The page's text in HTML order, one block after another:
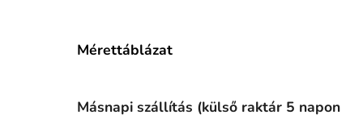
Mérettáblázat
Másnapi szállítás (külső raktár 5 napon